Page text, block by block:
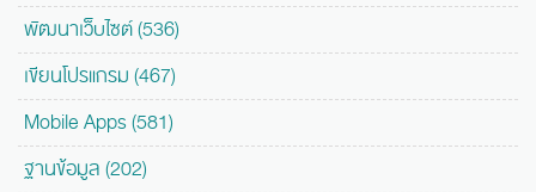
พัฒนาเว็บไซต์ (536)
เขียนโปรแกรม (467)
Mobile Apps (581)
ฐานข้อมูล (202)